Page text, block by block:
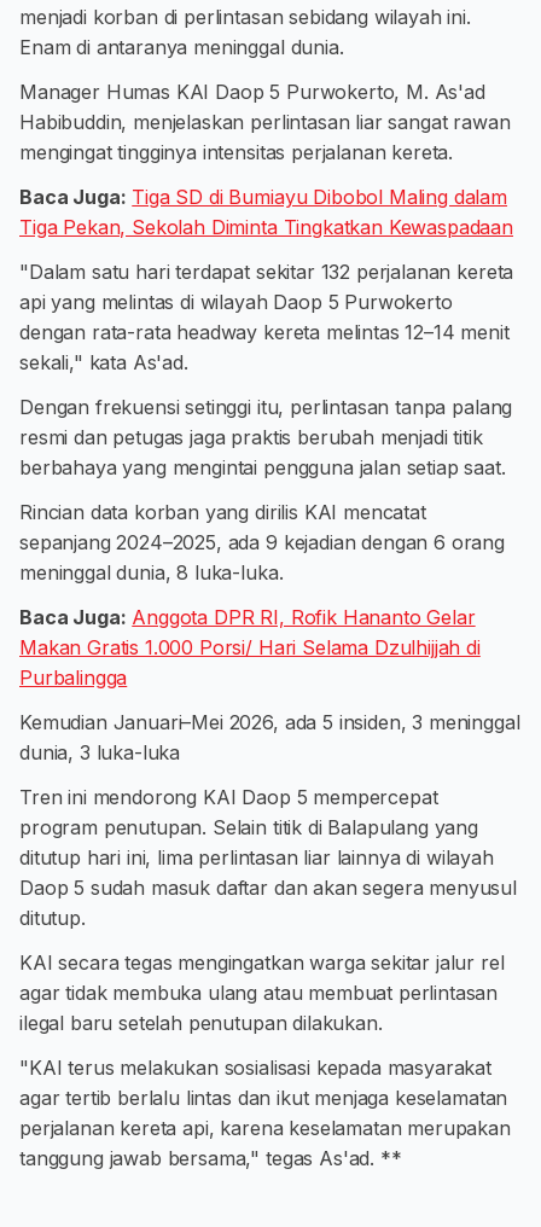
menjadi korban di perlintasan sebidang wilayah ini.
Enam di antaranya meninggal dunia.
Manager Humas KAI Daop 5 Purwokerto, M. As'ad
Habibuddin, menjelaskan perlintasan liar sangat rawan
mengingat tingginya intensitas perjalanan kereta.
Baca Juga: Tiga SD di Bumiayu Dibobol Maling dalam
Tiga Pekan, Sekolah Diminta Tingkatkan Kewaspadaan
"Dalam satu hari terdapat sekitar 132 perjalanan kereta
api yang melintas di wilayah Daop 5 Purwokerto
dengan rata-rata headway kereta melintas 12–14 menit
sekali," kata As'ad.
Dengan frekuensi setinggi itu, perlintasan tanpa palang
resmi dan petugas jaga praktis berubah menjadi titik
berbahaya yang mengintai pengguna jalan setiap saat.
Rincian data korban yang dirilis KAI mencatat
sepanjang 2024–2025, ada 9 kejadian dengan 6 orang
meninggal dunia, 8 luka-luka.
Baca Juga: Anggota DPR RI, Rofik Hananto Gelar
Makan Gratis 1.000 Porsi/ Hari Selama Dzulhijjah di
Purbalingga
Kemudian Januari–Mei 2026, ada 5 insiden, 3 meninggal
dunia, 3 luka-luka
Tren ini mendorong KAI Daop 5 mempercepat
program penutupan. Selain titik di Balapulang yang
ditutup hari ini, lima perlintasan liar lainnya di wilayah
Daop 5 sudah masuk daftar dan akan segera menyusul
ditutup.
KAI secara tegas mengingatkan warga sekitar jalur rel
agar tidak membuka ulang atau membuat perlintasan
ilegal baru setelah penutupan dilakukan.
"KAI terus melakukan sosialisasi kepada masyarakat
agar tertib berlalu lintas dan ikut menjaga keselamatan
perjalanan kereta api, karena keselamatan merupakan
tanggung jawab bersama," tegas As'ad. **